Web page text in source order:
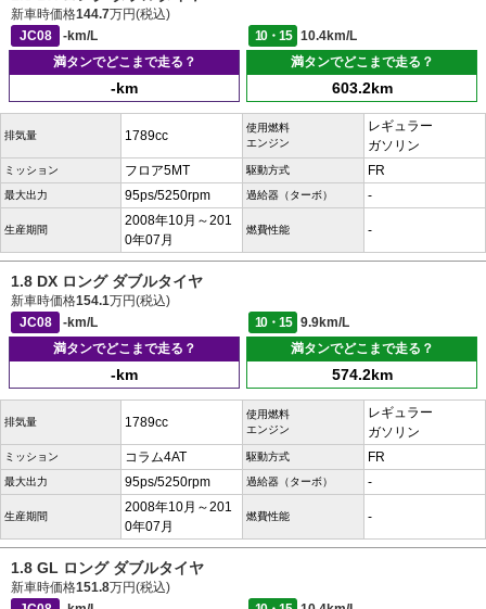
新車時価格144.7万円(税込)
JC08
-km/L 10・15
10.4km/L
満タンでどこまで走る？
-km
満タンでどこまで走る？
603.2km
排気量 1789cc
使用燃料
エンジン
レギュラー
ガソリン
ミッション フロア5MT 駆動方式 FR
最大出力 95ps/5250rpm 過給器（ターボ） -
生産期間
2008年10月～201
0年07月
燃費性能 -
1.8 DX ロング ダブルタイヤ
新車時価格154.1万円(税込)
JC08
-km/L 10・15
9.9km/L
満タンでどこまで走る？
-km
満タンでどこまで走る？
574.2km
排気量 1789cc
使用燃料
エンジン
レギュラー
ガソリン
ミッション コラム4AT 駆動方式 FR
最大出力 95ps/5250rpm 過給器（ターボ） -
生産期間
2008年10月～201
0年07月
燃費性能 -
1.8 GL ロング ダブルタイヤ
新車時価格151.8万円(税込)